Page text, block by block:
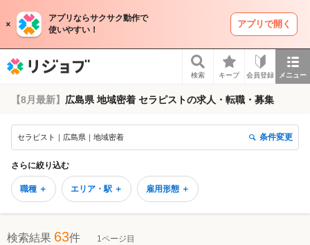
アプリならサクサク動作で
使いやすい！
アプリで開く
検索 キープ 会員登録 メニュー
【8月最新】 広島県 地域密着 セラピストの求人・転職・募集
セラピスト｜広島県｜地域密着 条件変更
さらに絞り込む
職種 ＋ エリア・駅 ＋ 雇用形態 ＋
検索結果 63件 1ページ目